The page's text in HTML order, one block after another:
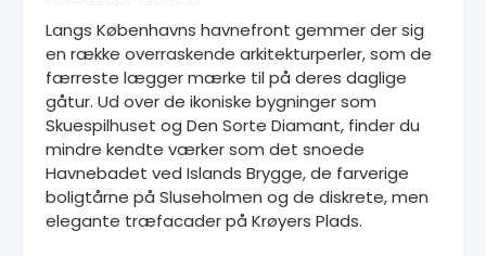
Langs Københavns havnefront gemmer der sig
en række overraskende arkitekturperler, som de
færreste lægger mærke til på deres daglige
gåtur. Ud over de ikoniske bygninger som
Skuespilhuset og Den Sorte Diamant, finder du
mindre kendte værker som det snoede
Havnebadet ved Islands Brygge, de farverige
boligtårne på Sluseholmen og de diskrete, men
elegante træfacader på Krøyers Plads.